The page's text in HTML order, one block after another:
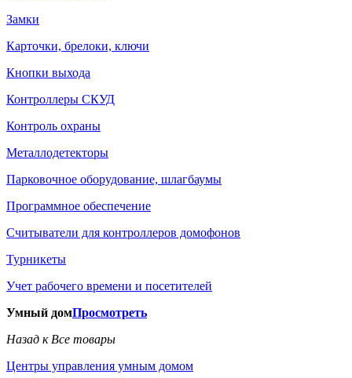
Замки
Карточки, брелоки, ключи
Кнопки выхода
Контроллеры СКУД
Контроль охраны
Металлодетекторы
Парковочное оборудование, шлагбаумы
Программное обеспечение
Считыватели для контроллеров домофонов
Турникеты
Учет рабочего времени и посетителей
Умный домПросмотреть
Назад к Все товары
Центры управления умным домом